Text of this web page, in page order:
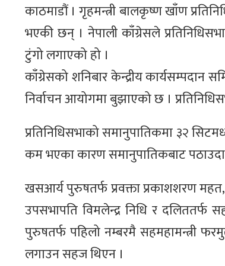
काठमाडौं । गृहमन्त्री बालकृष्ण खाँण
भएकी छन् । नेपाली काँग्रेसले
टुंगो लगाएको हो ।
काँग्रेसको शनिबार केन्द्रीय
निर्वाचन आयोगमा बुझाएको छ ।
प्रतिनिधिसभाको समानुपातिकमा ३२
कम भएका कारण समानुपातिकबाट
खसआर्य पुरुषतर्फ प्रवक्ता प्रकाशशरण
उपसभापति विमलेन्द्र निधि र दलिततर्फ
पुरुषतर्फ पहिलो नम्बरमै सहमहामन्त्री
लगाउन सहज थिएन ।